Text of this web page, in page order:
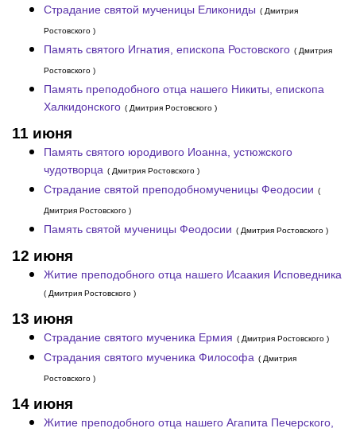
Страдание святой мученицы Еликониды ( Дмитрия
Ростовского )
Память святого Игнатия, епископа Ростовского ( Дмитрия
Ростовского )
Память преподобного отца нашего Никиты, епископа
Халкидонского ( Дмитрия Ростовского )
11 июня
Память святого юродивого Иоанна, устюжского
чудотворца ( Дмитрия Ростовского )
Страдание святой преподобномученицы Феодосии (
Дмитрия Ростовского )
Память святой мученицы Феодосии ( Дмитрия Ростовского )
12 июня
Житие преподобного отца нашего Исаакия Исповедника
( Дмитрия Ростовского )
13 июня
Страдание святого мученика Ермия ( Дмитрия Ростовского )
Страдания святого мученика Философа ( Дмитрия
Ростовского )
14 июня
Житие преподобного отца нашего Агапита Печерского,